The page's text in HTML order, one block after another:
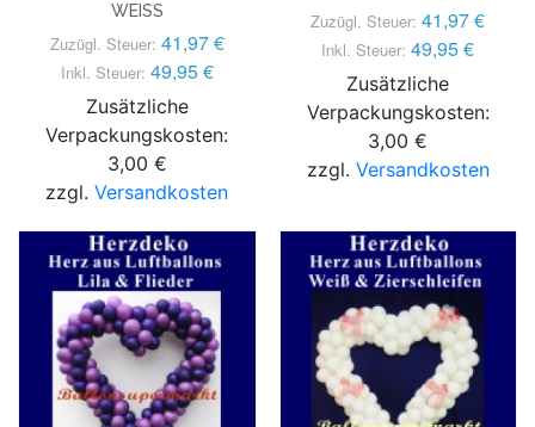
WEISS
Zuzügl. Steuer: 41,97 €
Inkl. Steuer: 49,95 €
Zusätzliche
Verpackungskosten:
3,00 €
zzgl.Versandkosten
Zuzügl. Steuer: 41,97 €
Inkl. Steuer: 49,95 €
Zusätzliche
Verpackungskosten:
3,00 €
zzgl. Versandkosten